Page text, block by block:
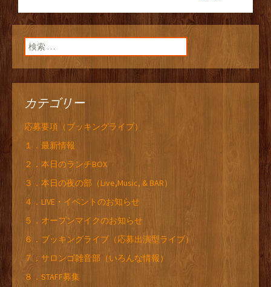
検索:
カテゴリー
応募要項（ブッキングライブ）
１．最新情報
２．本日のランチBOX
３．本日の夜の部（Live,Music, & BAR）
４．LIVE・イベントのお知らせ
５．オープンマイクのお知らせ
６．ブッキングライブ（応募出演型ライブ）
７．サロンゴ雑音部（いろんな情報）
８．STAFF募集